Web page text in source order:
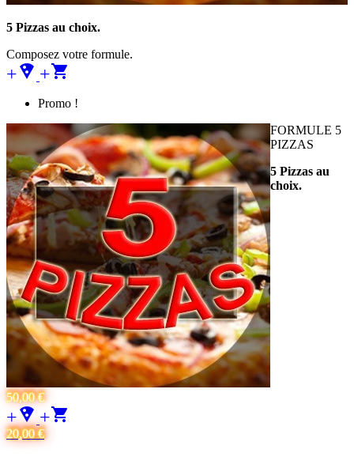
5 Pizzas au choix.
Composez votre formule.
+local_pizza +
Promo !
FORMULE 5
PIZZAS
5 Pizzas au
choix.
50,00 €
+local_pizza +
20,00 €